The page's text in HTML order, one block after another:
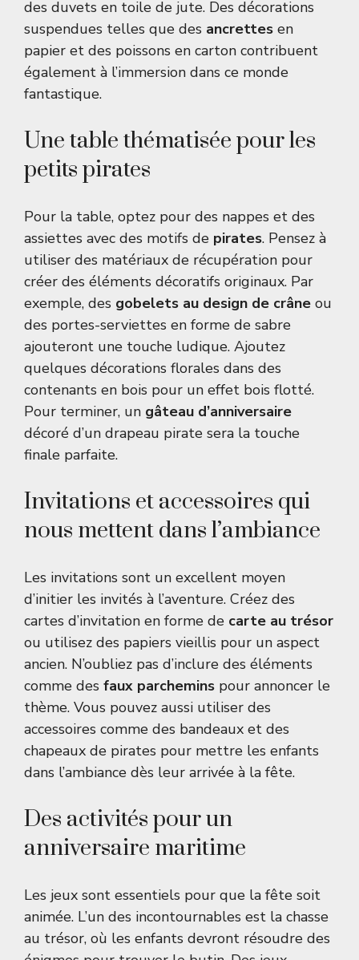
des duvets en toile de jute. Des décorations
suspendues telles que des ancrettes en
papier et des poissons en carton contribuent
également à l’immersion dans ce monde
fantastique.
Une table thématisée pour les
petits pirates
Pour la table, optez pour des nappes et des
assiettes avec des motifs de pirates. Pensez à
utiliser des matériaux de récupération pour
créer des éléments décoratifs originaux. Par
exemple, des gobelets au design de crâne ou
des portes-serviettes en forme de sabre
ajouteront une touche ludique. Ajoutez
quelques décorations florales dans des
contenants en bois pour un effet bois flotté.
Pour terminer, un gâteau d’anniversaire
décoré d’un drapeau pirate sera la touche
finale parfaite.
Invitations et accessoires qui
nous mettent dans l’ambiance
Les invitations sont un excellent moyen
d’initier les invités à l’aventure. Créez des
cartes d’invitation en forme de carte au trésor
ou utilisez des papiers vieillis pour un aspect
ancien. N’oubliez pas d’inclure des éléments
comme des faux parchemins pour annoncer le
thème. Vous pouvez aussi utiliser des
accessoires comme des bandeaux et des
chapeaux de pirates pour mettre les enfants
dans l’ambiance dès leur arrivée à la fête.
Des activités pour un
anniversaire maritime
Les jeux sont essentiels pour que la fête soit
animée. L’un des incontournables est la chasse
au trésor, où les enfants devront résoudre des